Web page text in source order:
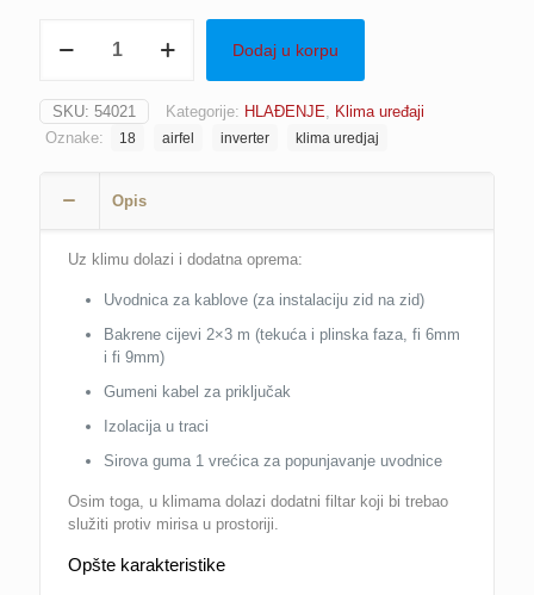
uređaj
R32
LTXM50N/LRXM50N
5,20/4,10
(top.pumpa
zrak-
količina
Dodaj u korpu
SKU: 54021 Kategorije: HLAĐENJE, Klima uređaji
Oznake:
18 airfel inverter klima uredjaj
Opis
Uz klimu dolazi i dodatna oprema:
Uvodnica za kablove (za instalaciju zid na zid)
Bakrene cijevi 2×3 m (tekuća i plinska faza, fi 6mm
i fi 9mm)
Gumeni kabel za priključak
Izolacija u traci
Sirova guma 1 vrećica za popunjavanje uvodnice
Osim toga, u klimama dolazi dodatni filtar koji bi trebao
služiti protiv mirisa u prostoriji.
Opšte karakteristike